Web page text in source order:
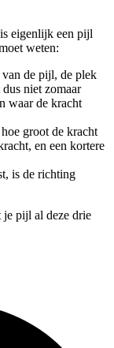
eigenlijk een pijl
weten:
de pijl, de plek
niet zomaar
waar de kracht
groot de kracht
en een kortere
is de richting
je pijl al deze drie